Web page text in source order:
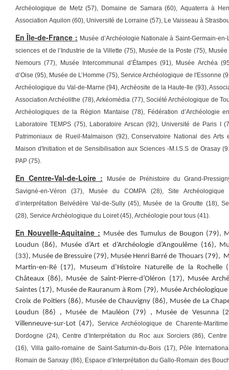
Archéologique de Metz (57), Domaine de Samara (60), Aquaterra à
Association Aquilon (60), Université de Lorraine (57), Le Vaisseau à
En Île-de-France : Musée d’Archéologie Nationale à Saint-Germain-
sciences et de l’Industrie de la Villette (75), Musée de la Poste (75),
Nemours (77), Musée Intercommunal d’Étampes (91), Musée Archéa
d’Oise (95), Musée de L’Homme (75),Service Archéologique de l'Essonne
Archéologique du Val-de-Marne (94), Archéosite de la Haute-Ile (93),
Association Archéolithe (78), Arkéomédia (77), Société Archéologique de
Archéologiques de la Région Mantaise (78), Fédération d’Archéologie
Laboratoire TEMPS (75), Laboratoire Arscan (92), Université de Paris I
Patrimoniaux de Rueil-Malmaison (92), Conservatoire National des
Maison d'Initiation et de Sensibilisation aux Sciences -M.I.S.S de Orasay
PAP (75).
En Centre-Val-de-Loire :
Musée de Préhistoire du Grand-
Savigné-en-Véron (37), Musée du COMPA (28), Site Archéologique
d’interprétation Belvédère Val-de-Sully (45), Musée de la Groutte (18),
(28), Service Archéologique du Loiret (45), Archéologie pour tous (41).
En Nouvelle-Aquitaine : Musée des Tumulus de Bougon (79),
Loudun (86), Musée d’Art et d’Archéologie d’Angoulême (16),
(33), Musée de Bressuire (79), Musée Henri Barré de Thouars (79),
Martin-en-Ré (17), Museum d’Histoire Naturelle de la
Châteaux (86), Musée de Saint-Pierre-d’Oléron (17), Musée
Saintes (17), Musée de Rauranum à Rom (79), Musée
Croix de Poitiers (86), Musée de Chauvigny (86), Musée de La
Loudun (86) , Musée de Mauléon (79) , Musée de Vesunna
Villenneuve-sur-Lot (47), Service Archéologique de Charente-
Dordogne (24), Centre d’Interprétation du Roc aux Sorciers (86),
(16), Villa gallo-romaine de Saint-Saturnin-du-Bois (17), Pôle
Romain de Sanxay (86), Espace d’Interprétation du Gallo-Romain des